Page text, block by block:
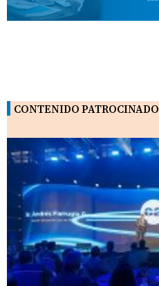
CONTENIDO PATROCINADO